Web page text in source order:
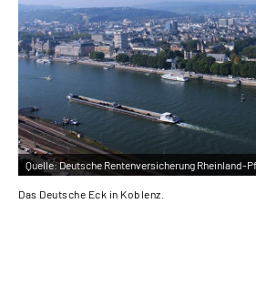
Quelle:Deutsche Rentenversicherung Rheinland-
Das Deutsche Eck in Koblenz.